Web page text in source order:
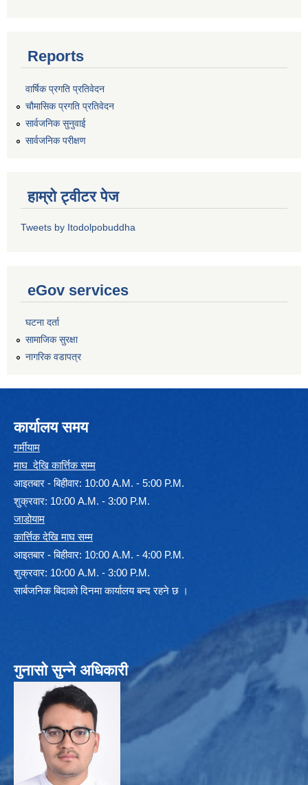
Reports
वार्षिक प्रगति प्रतिवेदन
चौमासिक प्रगति प्रतिवेदन
सार्वजनिक सुनुवाई
सार्वजनिक परीक्षण
हाम्रो ट्वीटर पेज
Tweets by Itodolpobuddha
eGov services
घटना दर्ता
सामाजिक सुरक्षा
नागरिक वडापत्र
कार्यालय समय
गर्मीयाम
माघ देखि कार्त्तिक सम्म
आइतबार - बिहीवार: 10:00 A.M. - 5:00 P.M.
शुक्रवार: 10:00 A.M. - 3:00 P.M.
जाडोयाम
कार्त्तिक देखि माघ सम्म
आइतबार - बिहीवार: 10:00 A.M. - 4:00 P.M.
शुक्रवार: 10:00 A.M. - 3:00 P.M.
सार्बजनिक बिदाको दिनमा कार्यालय बन्द रहने छ ।
गुनासो सुन्ने अधिकारी